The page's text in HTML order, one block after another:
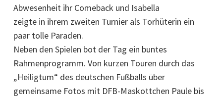
Abwesenheit ihr Comeback und Isabella
zeigte in ihrem zweiten Turnier als Torhüterin ein
paar tolle Paraden.
Neben den Spielen bot der Tag ein buntes
Rahmenprogramm. Von kurzen Touren durch das
„Heiligtum“ des deutschen Fußballs über
gemeinsame Fotos mit DFB-Maskottchen Paule bis